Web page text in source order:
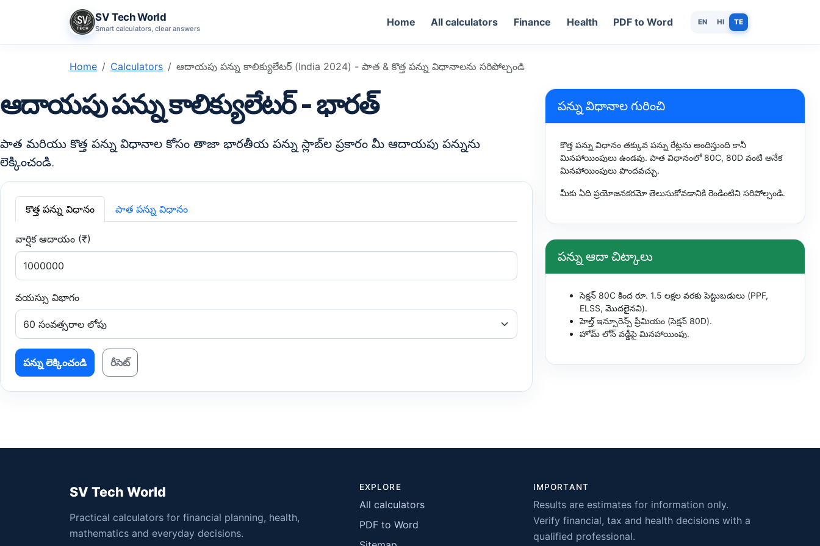
SV Tech World
Smart calculators, clear answers
EN HI TE
Home All calculators Finance Health PDF to Word
Home Calculators ఆదాయపు పన్ను కాలిక్యులేటర్ (India 2024) - పాత & కొత్త పన్ను విధానాలను సరిపోల్చండి
ఆదాయపు పన్ను కాలిక్యులేటర్ - భారత్
పాత మరియు కొత్త పన్ను విధానాల కోసం తాజా భారతీయ పన్ను స్లాబ్‌ల ప్రకారం మీ ఆదాయపు పన్నును
లెక్కించండి.
కొత్త పన్ను విధానం పాత పన్ను విధానం
వార్షిక ఆదాయం (₹)
వయస్సు విభాగం
పన్ను లెక్కించండి రీసెట్
పన్ను విధానాల గురించి
కొత్త పన్ను విధానం తక్కువ పన్ను రేట్లను అందిస్తుంది కానీ
మినహాయింపులు ఉండవు. పాత విధానంలో 80C, 80D వంటి అనేక
మినహాయింపులు పొందవచ్చు.
మీకు ఏది ప్రయోజనకరమో తెలుసుకోవడానికి రెండింటిని సరిపోల్చండి.
పన్ను ఆదా చిట్కాలు
సెక్షన్ 80C కింద రూ. 1.5 లక్షల వరకు పెట్టుబడులు (PPF,
ELSS, మొదలైనవి).
హెల్త్ ఇన్సూరెన్స్ ప్రీమియం (సెక్షన్ 80D).
హోమ్ లోన్ వడ్డీపై మినహాయింపు.
SV Tech World
Practical calculators for financial planning, health,
mathematics and everyday decisions.
EXPLORE
All calculators
PDF to Word
IMPORTANT
Results are estimates for information only.
Verify financial, tax and health decisions with a
qualified professional.